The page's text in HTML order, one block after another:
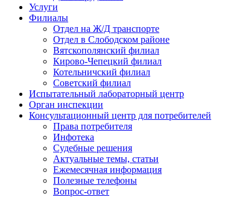
Услуги
Филиалы
Отдел на Ж/Д транспорте
Отдел в Слободском районе
Вятскополянский филиал
Кирово-Чепецкий филиал
Котельничский филиал
Советский филиал
Испытательный лабораторный центр
Орган инспекции
Консультационный центр для потребителей
Права потребителя
Инфотека
Судебные решения
Актуальные темы, cтатьи
Ежемесячная информация
Полезные телефоны
Вопрос-ответ